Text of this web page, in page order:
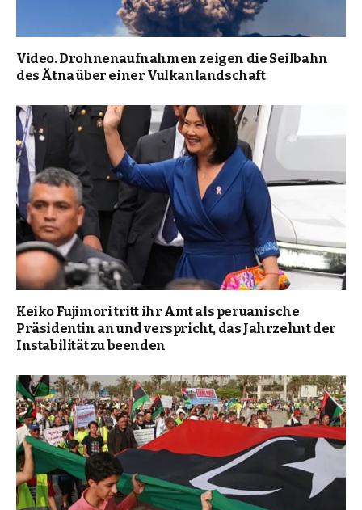
Video. Drohnenaufnahmen zeigen die Seilbahn
des Ätna über einer Vulkanlandschaft
Keiko Fujimori tritt ihr Amt als peruanische
Präsidentin an und verspricht, das Jahrzehnt der
Instabilität zu beenden